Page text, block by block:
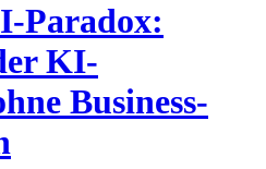
Paradox:
KI-
Business-